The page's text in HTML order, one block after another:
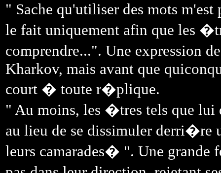
" Sache qu'utiliser des mots
le fait uniquement afin que les
comprendre...". Une expression
Kharkov, mais avant que
court � toute r�plique.
" Au moins, les �tres tels que
au lieu de se dissimuler derri�re
leurs camarades� ". Une